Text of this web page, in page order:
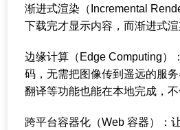
渐进式渲染（Incremental
下载完才显示内容，而渐进式渲
边缘计算（Edge Computing）
码，无需把图像传到遥远的服
翻译等功能也能在本地完成，不
跨平台容器化（Web 容器）：